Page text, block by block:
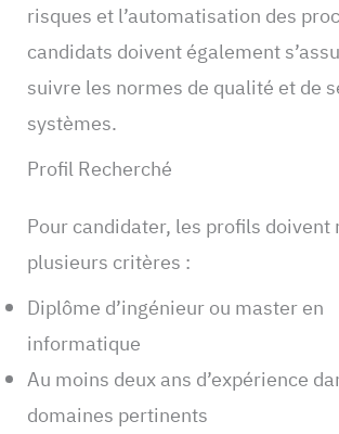
risques et l’automatisation des
candidats doivent également
suivre les normes de qualité et de
systèmes.
Profil Recherché
Pour candidater, les profils doivent
plusieurs critères :
Diplôme d’ingénieur ou master en
informatique
Au moins deux ans d’expérience
domaines pertinents